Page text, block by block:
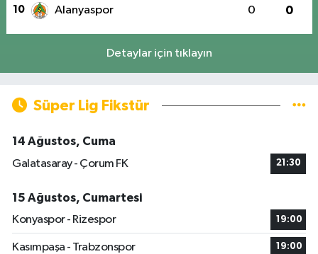
10 Alanyaspor 0 0
Detaylar için tıklayın
Süper Lig Fikstür
14 Ağustos, Cuma
Galatasaray - Çorum FK
21:30
15 Ağustos, Cumartesi
Konyaspor - Rizespor
19:00
Kasımpaşa - Trabzonspor 19:00